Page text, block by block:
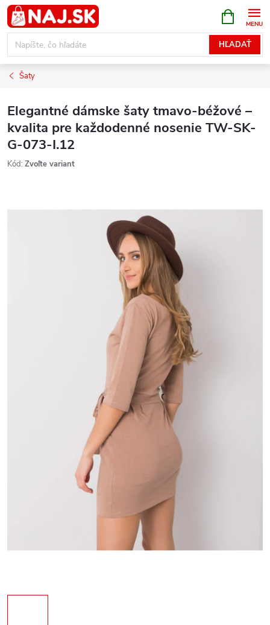
Prejsť
na
obsah
HĽADAŤ
KOŠÍK
Šaty
Elegantné dámske šaty tmavo-béžové –
kvalita pre každodenné nosenie TW-SK-
G-073-I.12
Kód: Zvoľte variant